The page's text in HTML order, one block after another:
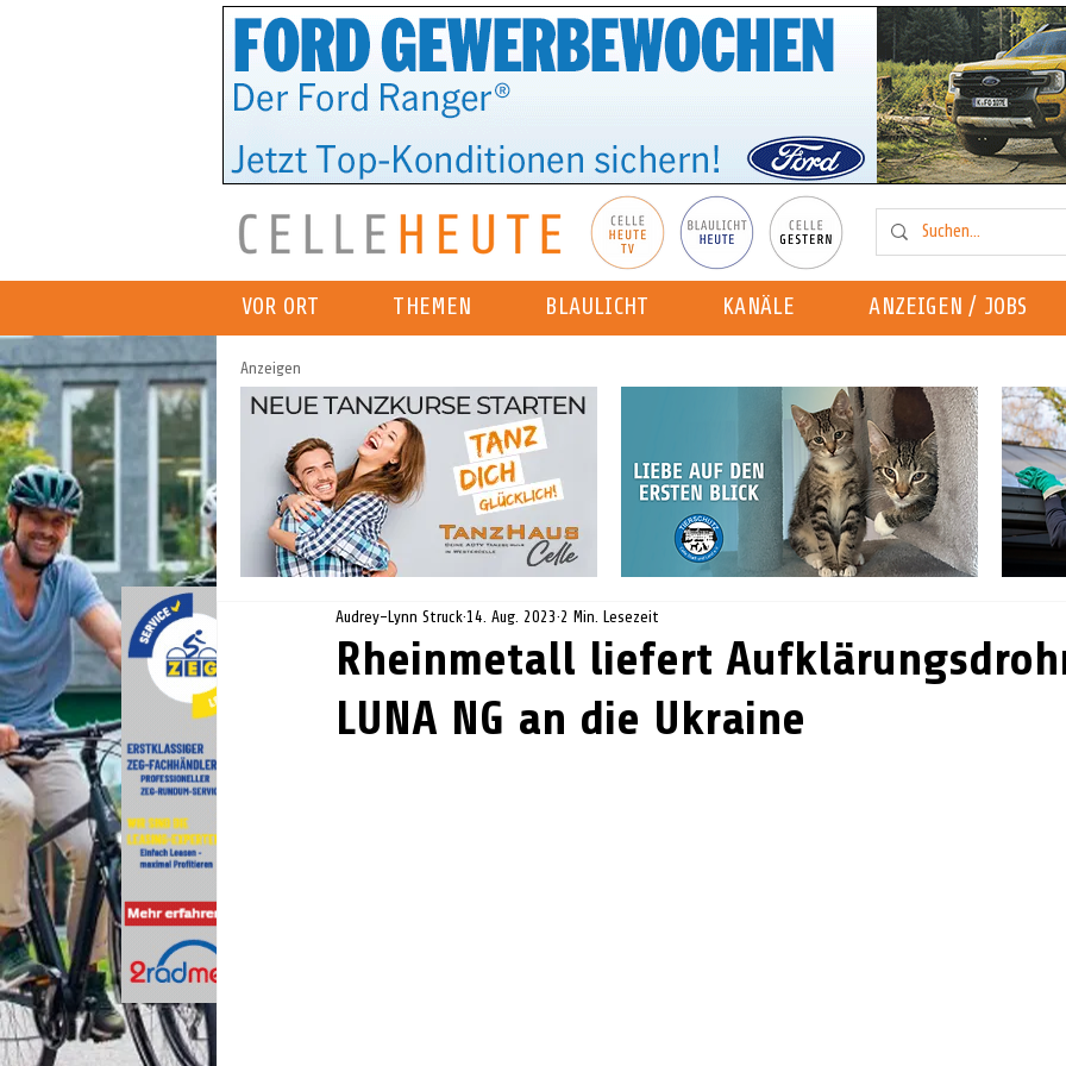
VOR ORT THEMEN BLAULICHT KANÄLE ANZEIGEN / JOBS
Anzeigen
Rheinmetall liefert
LUNA NG an die Ukraine
Audrey-Lynn Struck 14. Aug. 2023 2 Min. Lesezeit